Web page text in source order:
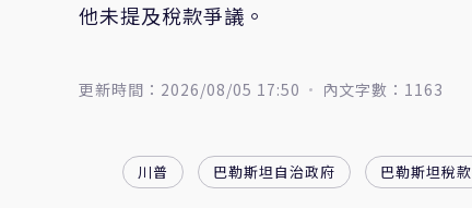
他未提及稅款爭議。
更新時間：2026/08/05 17:50 內文字數：1163
川普 巴勒斯坦自治政府 巴勒斯坦稅款